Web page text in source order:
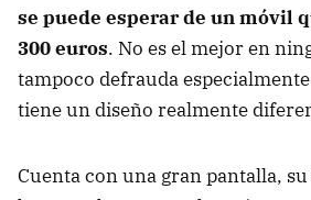
se puede esperar de un móvil
300 euros. No es el mejor en
tampoco defrauda
tiene un diseño realmente
Cuenta con una gran pantalla,